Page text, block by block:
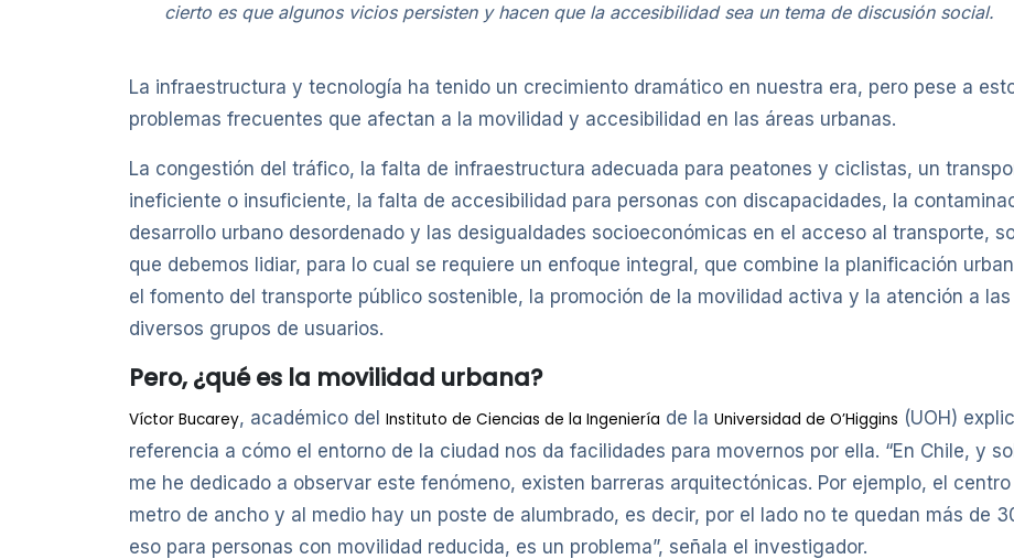
cierto es que algunos vicios persisten y hacen que la accesibilidad sea un tema de discusión social.
La infraestructura y tecnología ha tenido un crecimiento dramático en nuestra era, pero pese a
problemas frecuentes que afectan a la movilidad y accesibilidad en las áreas urbanas.
La congestión del tráfico, la falta de infraestructura adecuada para peatones y ciclistas, un
ineficiente o insuficiente, la falta de accesibilidad para personas con discapacidades, la
desarrollo urbano desordenado y las desigualdades socioeconómicas en el acceso al transporte,
que debemos lidiar, para lo cual se requiere un enfoque integral, que combine la planificación
el fomento del transporte público sostenible, la promoción de la movilidad activa y la atención a
diversos grupos de usuarios.
Pero, ¿qué es la movilidad urbana?
Víctor Bucarey, académico del Instituto de Ciencias de la Ingeniería de la Universidad de O’Higgins (UOH)
referencia a cómo el entorno de la ciudad nos da facilidades para movernos por ella. “En Chile, y
me he dedicado a observar este fenómeno, existen barreras arquitectónicas. Por ejemplo, el
metro de ancho y al medio hay un poste de alumbrado, es decir, por el lado no te quedan más de
eso para personas con movilidad reducida, es un problema”, señala el investigador.